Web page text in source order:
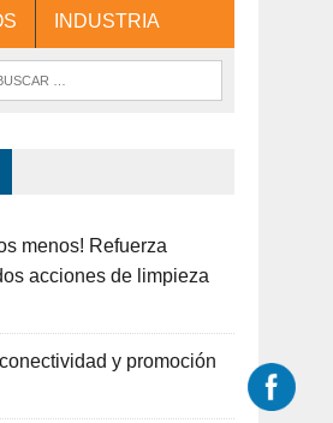
INDUSTRIA
menos! Refuerza
acciones de limpieza
y promoción